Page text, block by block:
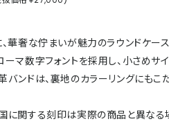
華奢な佇まいが魅力のラウンドケー
マ数字フォントを採用し、小さめサ
ンドは、裏地のカラーリングにもこ
関する刻印は実際の商品と異なる